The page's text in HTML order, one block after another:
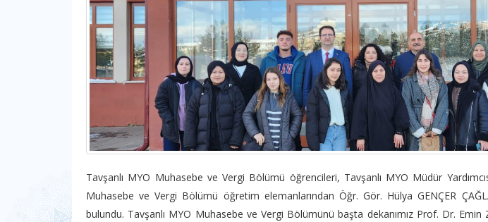
Tavşanlı MYO Muhasebe ve Vergi Bölümü öğrencileri, Tavşanlı MYO Müdür
Muhasebe ve Vergi Bölümü öğretim elemanlarından Öğr. Gör. Hülya GENÇER
bulundu. Tavşanlı MYO Muhasebe ve Vergi Bölümünü başta dekanımız Prof. Dr. Emin